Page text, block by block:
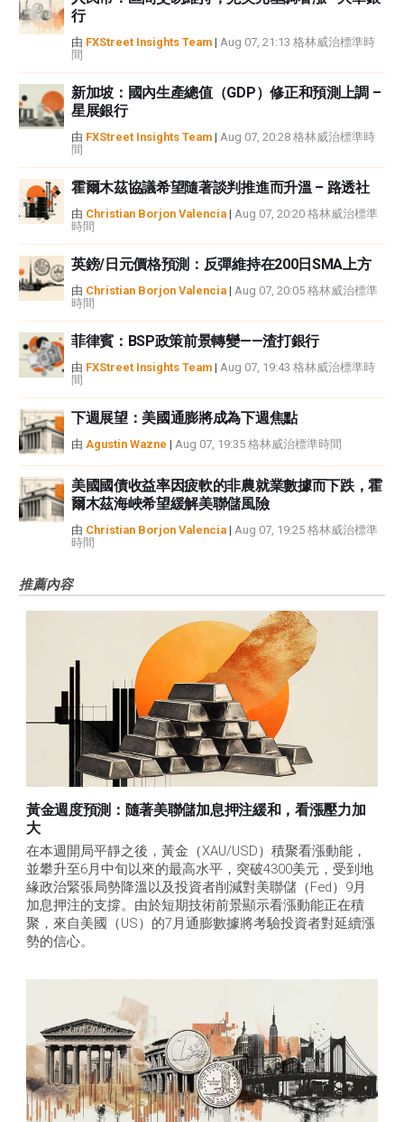
或損害由此資訊及其顯示或使用引起的。錯誤和遺漏除外。本文作者和
FXStreet並非註冊投資顧問，本文內容無意提供任何投資建議。
行
由 FXStreet Insights Team | Aug 07, 21:13 格林威治標準時
間
新加坡：國內生產總值（GDP）修正和預測上調 –
星展銀行
由 FXStreet Insights Team | Aug 07, 20:28 格林威治標準時
間
霍爾木茲協議希望隨著談判推進而升溫 – 路透社
由 Christian Borjon Valencia | Aug 07, 20:20 格林威治標準
時間
英鎊/日元價格預測：反彈維持在200日SMA上方
由 Christian Borjon Valencia | Aug 07, 20:05 格林威治標準
時間
菲律賓：BSP政策前景轉變——渣打銀行
由 FXStreet Insights Team | Aug 07, 19:43 格林威治標準時
間
下週展望：美國通膨將成為下週焦點
由 Agustin Wazne | Aug 07, 19:35 格林威治標準時間
美國國債收益率因疲軟的非農就業數據而下跌，霍
爾木茲海峽希望緩解美聯儲風險
由 Christian Borjon Valencia | Aug 07, 19:25 格林威治標準
時間
推薦內容
黃金週度預測：隨著美聯儲加息押注緩和，看漲壓力加
大
在本週開局平靜之後，黃金（XAU/USD）積聚看漲動能，
並攀升至6月中旬以來的最高水平，突破4300美元，受到地
緣政治緊張局勢降溫以及投資者削減對美聯儲（Fed）9月
加息押注的支撐。由於短期技術前景顯示看漲動能正在積
聚，來自美國（US）的7月通膨數據將考驗投資者對延續漲
勢的信心。